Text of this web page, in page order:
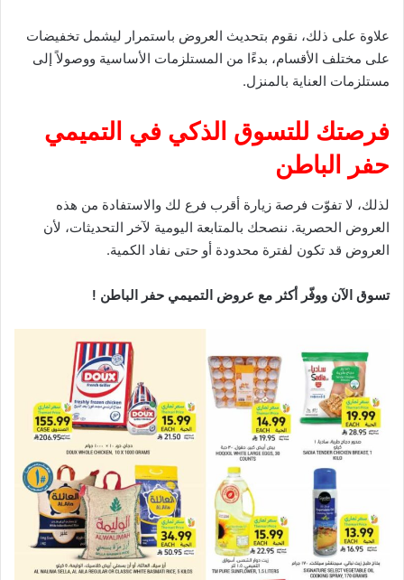
علاوة على ذلك، نقوم بتحديث العروض باستمرار ليشمل تخفيضات
على مختلف الأقسام، بدءًا من المستلزمات الأساسية ووصولاً إلى
مستلزمات العناية بالمنزل.
فرصتك للتسوق الذكي في التميمي
حفر الباطن
لذلك، لا تفوّت فرصة زيارة أقرب فرع لك والاستفادة من هذه
العروض الحصرية. ننصحك بالمتابعة اليومية لآخر التحديثات، لأن
العروض قد تكون لفترة محدودة أو حتى نفاد الكمية.
تسوق الآن ووفّر أكثر مع عروض التميمي حفر الباطن !